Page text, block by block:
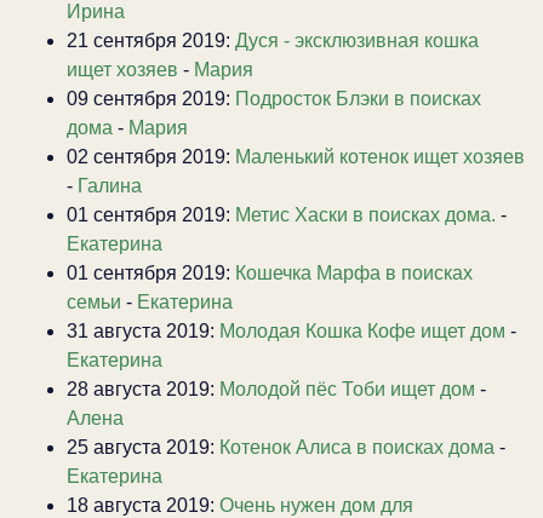
Ирина
21 сентября 2019: Дуся - эксклюзивная кошка
ищет хозяев - Мария
09 сентября 2019: Подросток Блэки в поисках
дома - Мария
02 сентября 2019: Маленький котенок ищет хозяев
- Галина
01 сентября 2019: Метис Хаски в поисках дома. -
Екатерина
01 сентября 2019: Кошечка Марфа в поисках
семьи - Екатерина
31 августа 2019: Молодая Кошка Кофе ищет дом -
Екатерина
28 августа 2019: Молодой пёс Тоби ищет дом -
Алена
25 августа 2019: Котенок Алиса в поисках дома -
Екатерина
18 августа 2019: Очень нужен дом для